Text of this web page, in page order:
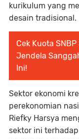
kurikulum yang
desain tradisional.
Cek Kuota
Jendela
Ini!
Sektor ekonomi
perekonomian
Riefky Harsya
sektor ini